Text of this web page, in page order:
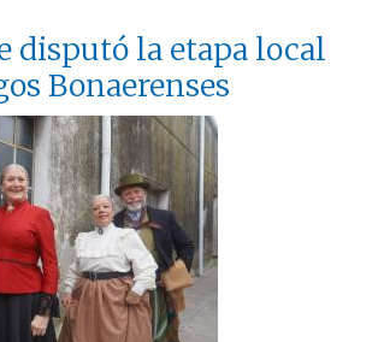
disputó la etapa local
Bonaerenses